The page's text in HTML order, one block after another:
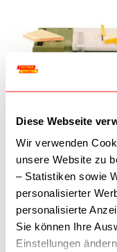
Diese Webseite
Wir verwenden
unsere Website zu
– Statistiken sowie
personalisierter
personalisierte
Sie können Ihre
Einstellungen
Tischkreissäge KS230
KS230
Proxxon 03037006
129,50 €
In den